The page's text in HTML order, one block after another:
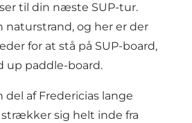
til din næste SUP-tur.
naturstrand, og her er der
for at stå på SUP-board,
up paddle-board.
del af Fredericias lange
sig helt inde fra